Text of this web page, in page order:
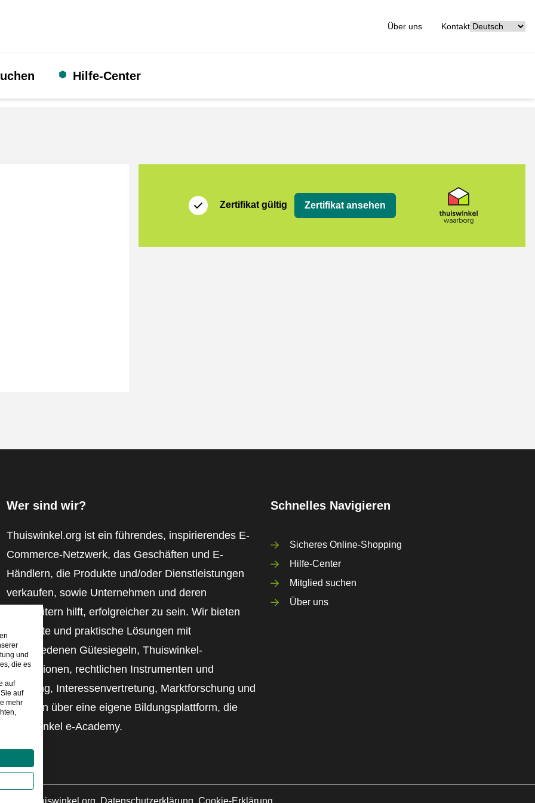
Über uns Kontakt
Hilfe-Center
Zertifikat gültig Zertifikat ansehen
Wer sind wir?
Thuiswinkel.org ist ein führendes, inspirierendes E-
Commerce-Netzwerk, das Geschäften und E-
Händlern, die Produkte und/oder Dienstleistungen
verkaufen, sowie Unternehmen und deren
Mitarbeitern hilft, erfolgreicher zu sein. Wir bieten
relevante und praktische Lösungen mit
verschiedenen Gütesiegeln, Thuiswinkel-
Rezensionen, rechtlichen Instrumenten und
Beratung, Interessenvertretung, Marktforschung und
verfügen über eine eigene Bildungsplattform, die
Thuiswinkel e-Academy.
Schnelles Navigieren
Sicheres Online-Shopping
Hilfe-Center
Mitglied suchen
Über uns
Thuiswinkel.org Datenschutzerklärung Cookie-Erklärung
und
die es
auf
auf
mehr